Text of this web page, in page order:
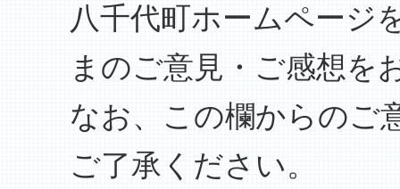
八千代町ホームページ
まのご意見・ご感想を
なお、この欄からのご
ご了承ください。